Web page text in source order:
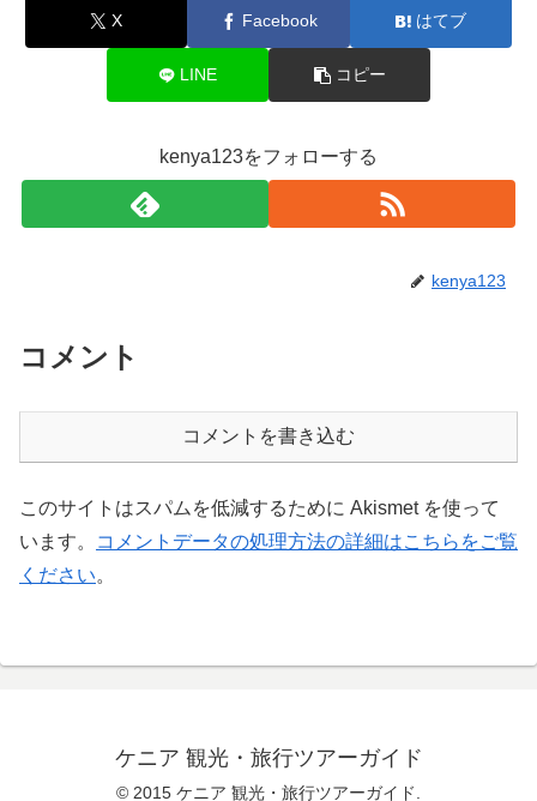
X Facebook はてブ
LINE コピー
kenya123をフォローする
kenya123
コメント
コメントを書き込む
このサイトはスパムを低減するために Akismet を使って
います。
コメントデータの処理方法の詳細はこちらをご覧
ください。
ケニア 観光・旅行ツアーガイド
© 2015 ケニア 観光・旅行ツアーガイド.